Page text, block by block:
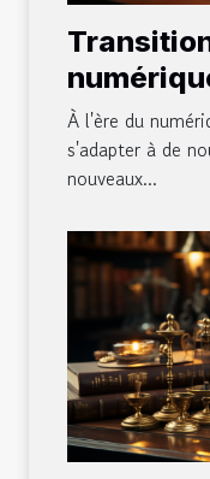
défis
À l'ère du
s'adapter à de
nouveaux...